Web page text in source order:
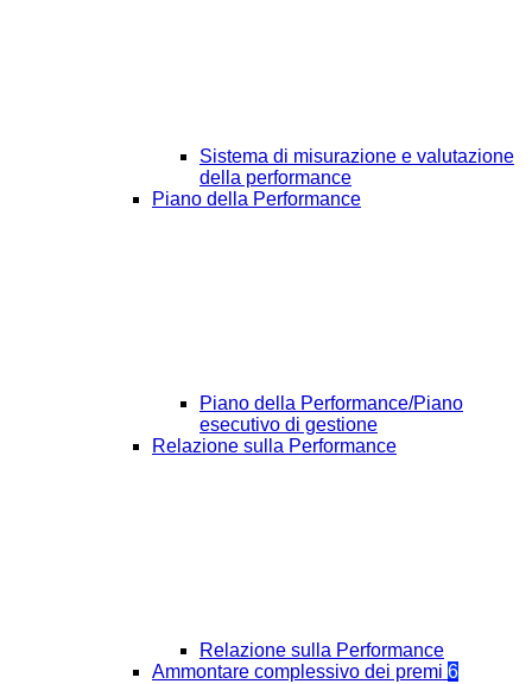
Sistema di misurazione e valutazione
della performance
Piano della Performance
Piano della Performance/Piano
esecutivo di gestione
Relazione sulla Performance
Relazione sulla Performance
Ammontare complessivo dei premi 6